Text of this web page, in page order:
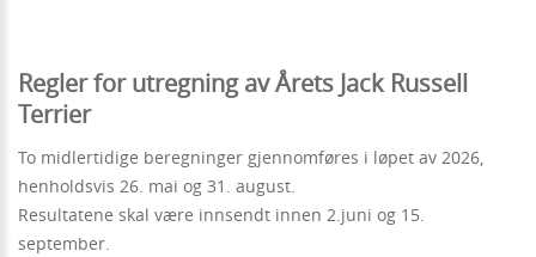
Regler for utregning av Årets Jack Russell
Terrier
To midlertidige beregninger gjennomføres i løpet av 2026,
henholdsvis 26. mai og 31. august.
Resultatene skal være innsendt innen 2.juni og 15.
september.